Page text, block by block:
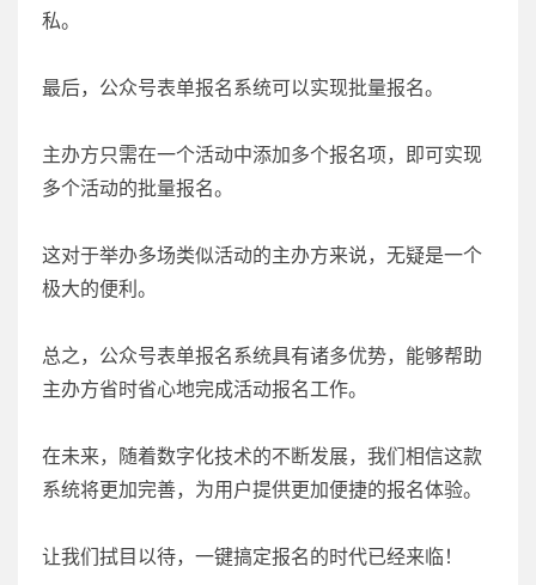
私。
最后，公众号表单报名系统可以实现批量报名。
主办方只需在一个活动中添加多个报名项，即可实现
多个活动的批量报名。
这对于举办多场类似活动的主办方来说，无疑是一个
极大的便利。
总之，公众号表单报名系统具有诸多优势，能够帮助
主办方省时省心地完成活动报名工作。
在未来，随着数字化技术的不断发展，我们相信这款
系统将更加完善，为用户提供更加便捷的报名体验。
让我们拭目以待，一键搞定报名的时代已经来临！